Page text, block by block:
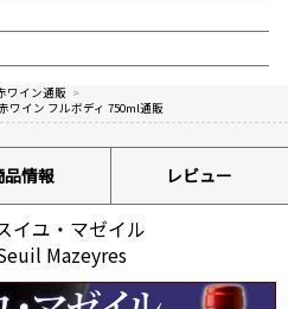
ワイン通販 >
ワイン フルボディ 750ml通販
品情報 レビュー
イユ・マゼイル
Mazeyres